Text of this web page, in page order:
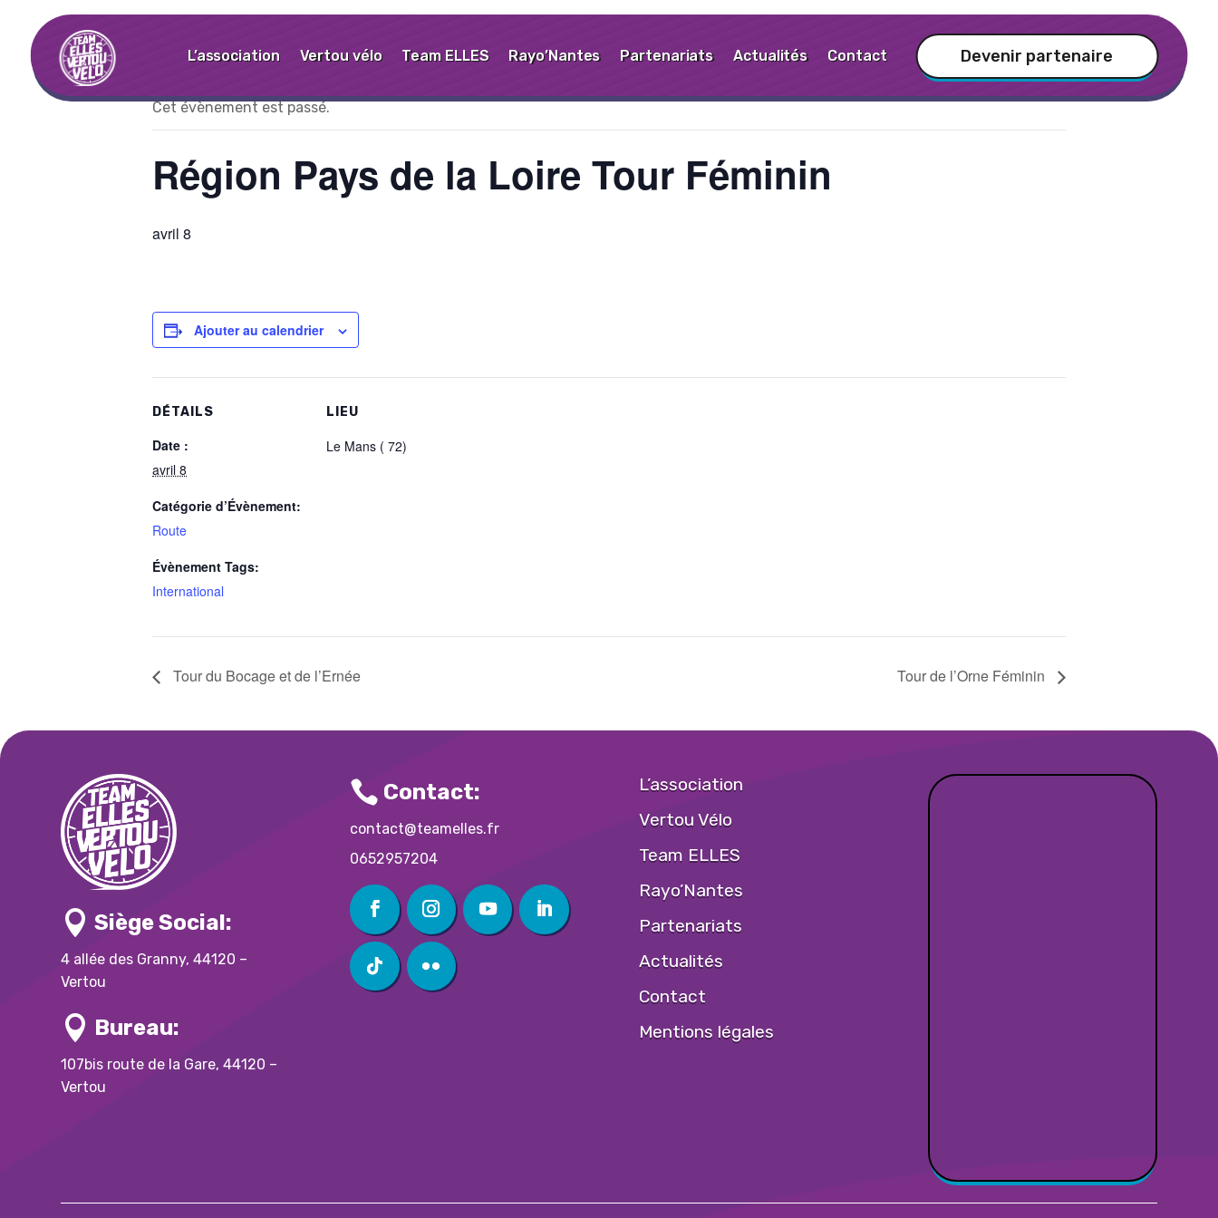
L’association Vertou vélo Team ELLES Rayo’Nantes Partenariats Actualités Contact Devenir partenaire
« Tous les Évènements
Cet évènement est passé.
Région Pays de la Loire Tour Féminin
avril 8
Ajouter au calendrier
DÉTAILS
Date :
avril 8
Catégorie d’Évènement:
Route
Évènement Tags:
International
LIEU
Le Mans ( 72)
Tour du Bocage et de l’Ernée Tour de l’Orne Féminin
 Siège Social:
4 allée des Granny, 44120 –
Vertou
 Bureau:
107bis route de la Gare, 44120 –
Vertou
 Contact:
contact@teamelles.fr
0652957204
L’association
Vertou Vélo
Team ELLES
Rayo’Nantes
Partenariats
Actualités
Contact
Mentions légales